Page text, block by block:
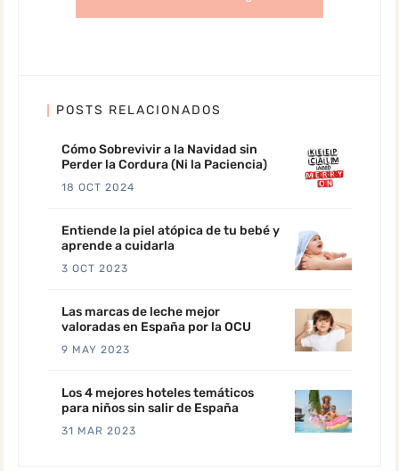
POSTS RELACIONADOS
Cómo Sobrevivir a la Navidad sin
Perder la Cordura (Ni la Paciencia)
18 OCT 2024
Entiende la piel atópica de tu bebé y
aprende a cuidarla
3 OCT 2023
Las marcas de leche mejor
valoradas en España por la OCU
9 MAY 2023
Los 4 mejores hoteles temáticos
para niños sin salir de España
31 MAR 2023